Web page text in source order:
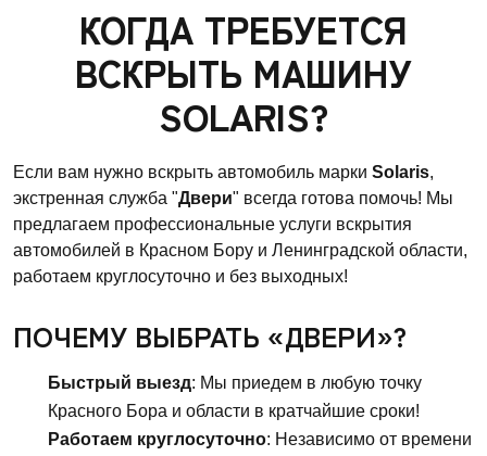
КОГДА ТРЕБУЕТСЯ
ВСКРЫТЬ МАШИНУ
SOLARIS?
Если вам нужно вскрыть автомобиль марки Solaris,
экстренная служба "Двери" всегда готова помочь! Мы
предлагаем профессиональные услуги вскрытия
автомобилей в Красном Бору и Ленинградской области,
работаем круглосуточно и без выходных!
ПОЧЕМУ ВЫБРАТЬ «ДВЕРИ»?
Быстрый выезд: Мы приедем в любую точку
Красного Бора и области в кратчайшие сроки!
Работаем круглосуточно: Независимо от времени